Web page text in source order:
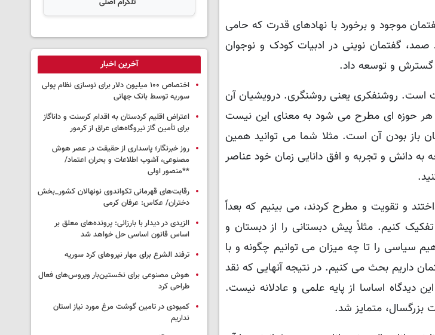
موجود و برخورد با نهادهای قدرت که حامی
گفتمان نوینی در ادبیات کودک و نوجوان
گسترش و توسعه داد.
است. روشنفکری یعنی روشنگری. درویشیان آن
هر حوزه ای مطرح می شود به معنای این نیست
باز بودن آن است. مثلا شما می توانید همین
پیدا کنید و با توجه به دانش و تجربه و افق دانایی زمان خود عناصر
و تقویت و مطرح کردند، می بینیم که بعداً
کنیم. مثلاً پیش دبستانی را از دبستان و
سیاسی را تا چه میزان می توانیم چگونه و با
داریم بحث می کنیم. در نتیجه آنهایی که نقد
دیدگاه اساسا از پایه علمی و عادلانه نیست.
بزرگسال، متمایز شد.
تلگرام اصلی
آخرین اخبار
اختصاص ۱۰۰ میلیون دلار برای نوسازی نظام پولی
سوریه توسط بانک جهانی
اعتراض اقلیم کردستان به اقدام کرسنت و داناگاز
برای تأمین گاز نیروگاه‌های عراق از کرمور
روز خبرنگار؛ پاسداری از حقیقت در عصر هوش
مصنوعی، آشوب اطلاعات و بحران اعتماد/
**منصور اولی
رقابت‌های قهرمانی تکواندوی نونهالان کشور_بخش
دختران/ عکاس: عرفان کرمی
الزیدی در دیدار با بارزانی: پرونده‌های معلق بر
اساس قانون اساسی حل خواهد شد
ترفند الشرع برای مهار نیروهای کرد سوریه
هوش مصنوعی برای نخستین‌بار ویروس‌های فعال
طراحی کرد
کمبودی در تامین گوشت مرغ مورد نیاز استان
نداریم